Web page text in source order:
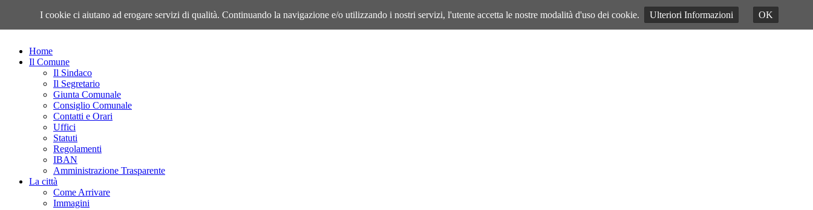
Lunedì, 10 Agosto 2026
Home
Il Comune
Il Sindaco
Il Segretario
Giunta Comunale
Consiglio Comunale
Contatti e Orari
Uffici
Statuti
Regolamenti
IBAN
Amministrazione Trasparente
La città
Come Arrivare
Immagini
I cookie ci aiutano ad erogare servizi di qualità. Continuando la navigazione e/o utilizzando i nostri servizi, l'utente accetta le nostre modalità d'uso dei cookie. Ulteriori Informazioni OK